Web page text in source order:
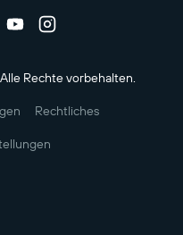
Rechte vorbehalten.
Rechtliches